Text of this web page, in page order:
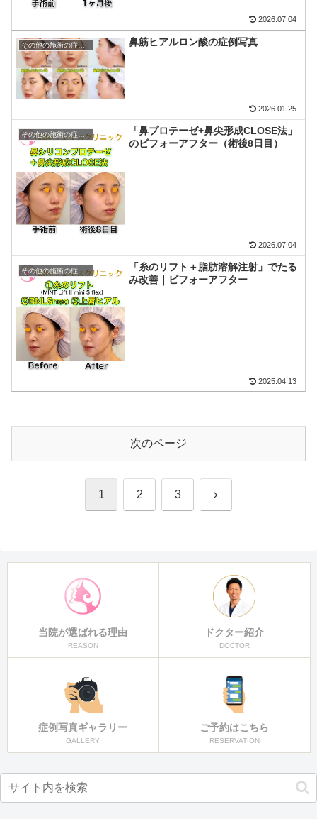
2026.07.04
その他の施術の症例写真 鼻筋ヒアルロン酸の症例写真
2026.01.25
その他の施術の症例写真
「鼻プロテーゼ+鼻尖形成CLOSE法」
のビフォーアフター（術後8日目）
2026.07.04
その他の施術の症例写真
「糸のリフト＋脂肪溶解注射」でたる
み改善｜ビフォーアフター
2025.04.13
次のページ
1 2 3 次
当院が選ばれる理由
REASON
ドクター紹介
DOCTOR
症例写真ギャラリー
GALLERY
ご予約はこちら
RESERVATION